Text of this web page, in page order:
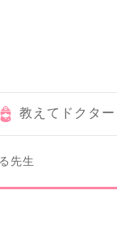
教えてドクター
先生